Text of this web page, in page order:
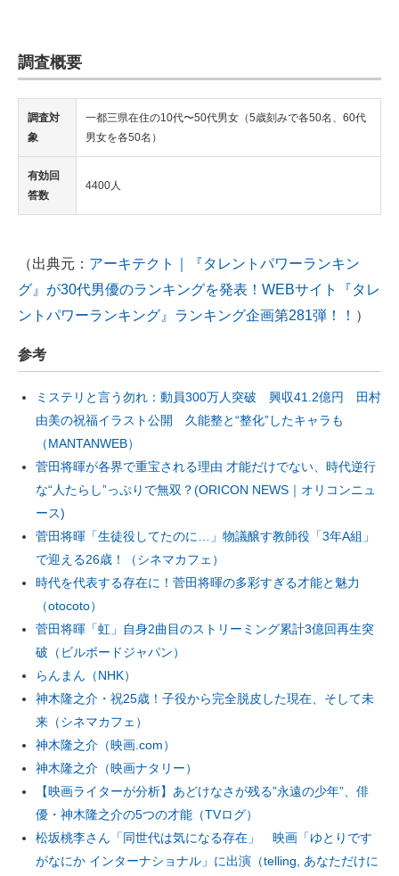
調査概要
調査対
象
一都三県在住の10代〜50代男女（5歳刻みで各50名、60代
男女を各50名）
有効回
答数
4400人
（出典元： アーキテクト｜『タレントパワーランキン
グ』が30代男優のランキングを発表！WEBサイト『タレ
ントパワーランキング』ランキング企画第281弾！！ ）
参考
ミステリと言う勿れ：動員300万人突破 興収41.2億円 田村
由美の祝福イラスト公開 久能整と“整化”したキャラも
（MANTANWEB）
菅田将暉が各界で重宝される理由 才能だけでない、時代逆行
な“人たらし”っぷりで無双？(ORICON NEWS｜オリコンニュ
ース)
菅田将暉「生徒役してたのに…」物議醸す教師役「3年A組」
で迎える26歳！（シネマカフェ）
時代を代表する存在に！菅田将暉の多彩すぎる才能と魅力
（otocoto）
菅田将暉「虹」自身2曲目のストリーミング累計3億回再生突
破（ビルボードジャパン）
らんまん（NHK）
神木隆之介・祝25歳！子役から完全脱皮した現在、そして未
来（シネマカフェ）
神木隆之介（映画.com）
神木隆之介（映画ナタリー）
【映画ライターが分析】あどけなさが残る”永遠の少年”、俳
優・神木隆之介の5つの才能（TVログ）
松坂桃李さん「同世代は気になる存在」 映画「ゆとりです
がなにか インターナショナル」に出演（telling, あなただけに